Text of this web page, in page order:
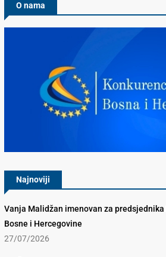
O nama
Najnoviji
Vanja Malidžan imenovan za
Bosne i Hercegovine
27/07/2026